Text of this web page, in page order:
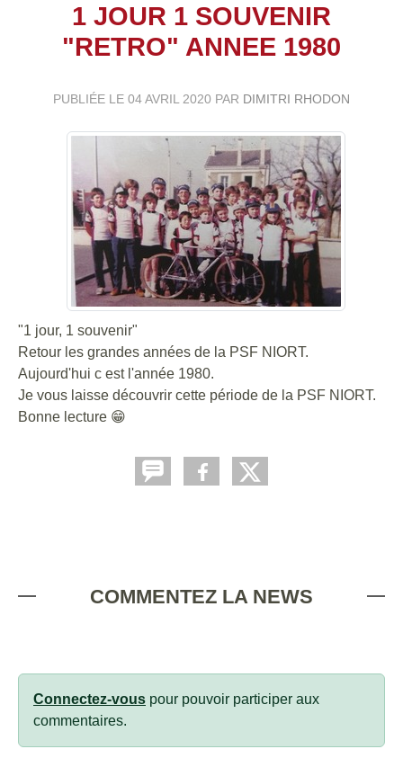
1 JOUR 1 SOUVENIR
"RETRO" ANNEE 1980
PUBLIÉE LE 04 AVRIL 2020 PAR DIMITRI RHODON
"1 jour, 1 souvenir"
Retour les grandes années de la PSF NIORT.
Aujourd'hui c est l'année 1980.
Je vous laisse découvrir cette période de la PSF NIORT.
Bonne lecture 😁
COMMENTEZ LA NEWS
Connectez-vous pour pouvoir participer aux
commentaires.